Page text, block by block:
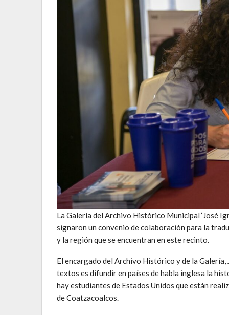
La Galería del Archivo Histórico Municipal ‘José
signaron un convenio de colaboración para la
y la región que se encuentran en este recinto.
El encargado del Archivo Histórico y de la
textos es difundir en países de habla inglesa la
hay estudiantes de Estados Unidos que están
de Coatzacoalcos.